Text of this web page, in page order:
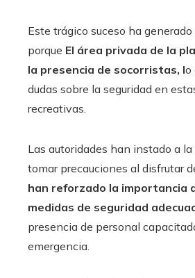
Este trágico suceso ha
porque El área privada de la
la presencia de socorristas, lo
dudas sobre la seguridad en
recreativas.
Las autoridades han instado a
tomar precauciones al disfrutar
han reforzado la importancia
medidas de seguridad
presencia de personal
emergencia.